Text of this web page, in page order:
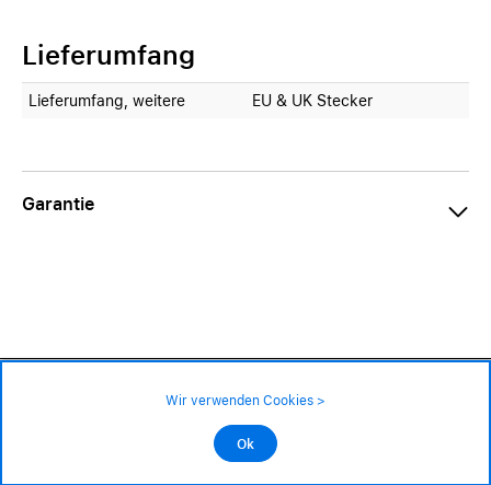
Lieferumfang
Lieferumfang, weitere EU & UK Stecker
Garantie
©2026 Alle Rechte sind vorbehalten
In den Warenkorb
Wir verwenden Cookies >
Ok